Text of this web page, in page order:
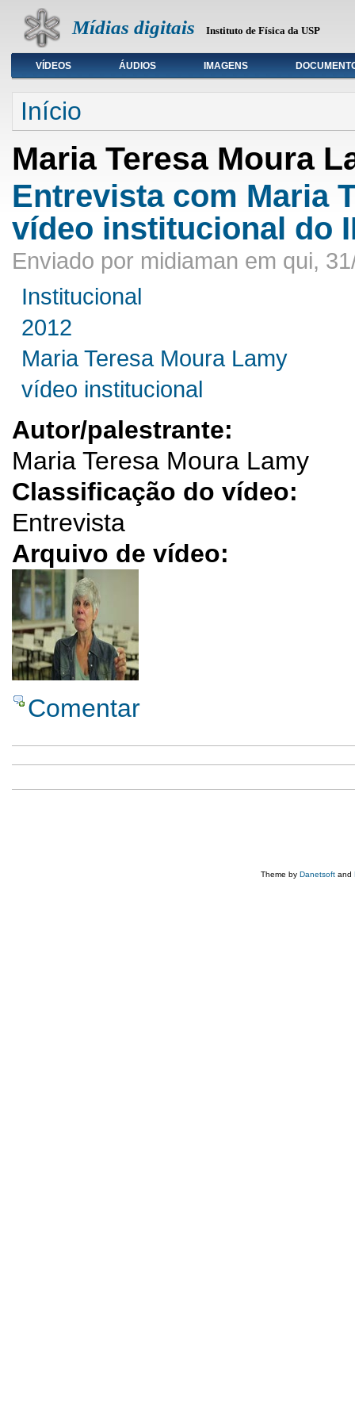
Mídias digitais Instituto de Física da USP
Seleção de tipo de mídia
VÍDEOS ÁUDIOS IMAGENS
Início
Maria Teresa Moura
Entrevista com Maria
vídeo institucional do
Enviado por midiaman em qui,
Institucional
2012
Maria Teresa Moura Lamy
vídeo institucional
Autor/palestrante:
Maria Teresa Moura Lamy
Classificação do vídeo:
Entrevista
Arquivo de vídeo:
Comentar
Theme by Danetsoft and